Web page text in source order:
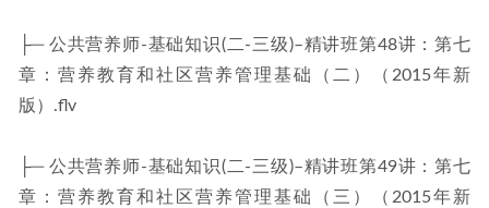
├─ 公共营养师-基础知识(二-三级)–精讲班第48讲：第七
章：营养教育和社区营养管理基础（二）（2015年新
版）.flv
├─ 公共营养师-基础知识(二-三级)–精讲班第49讲：第七
章：营养教育和社区营养管理基础（三）（2015年新